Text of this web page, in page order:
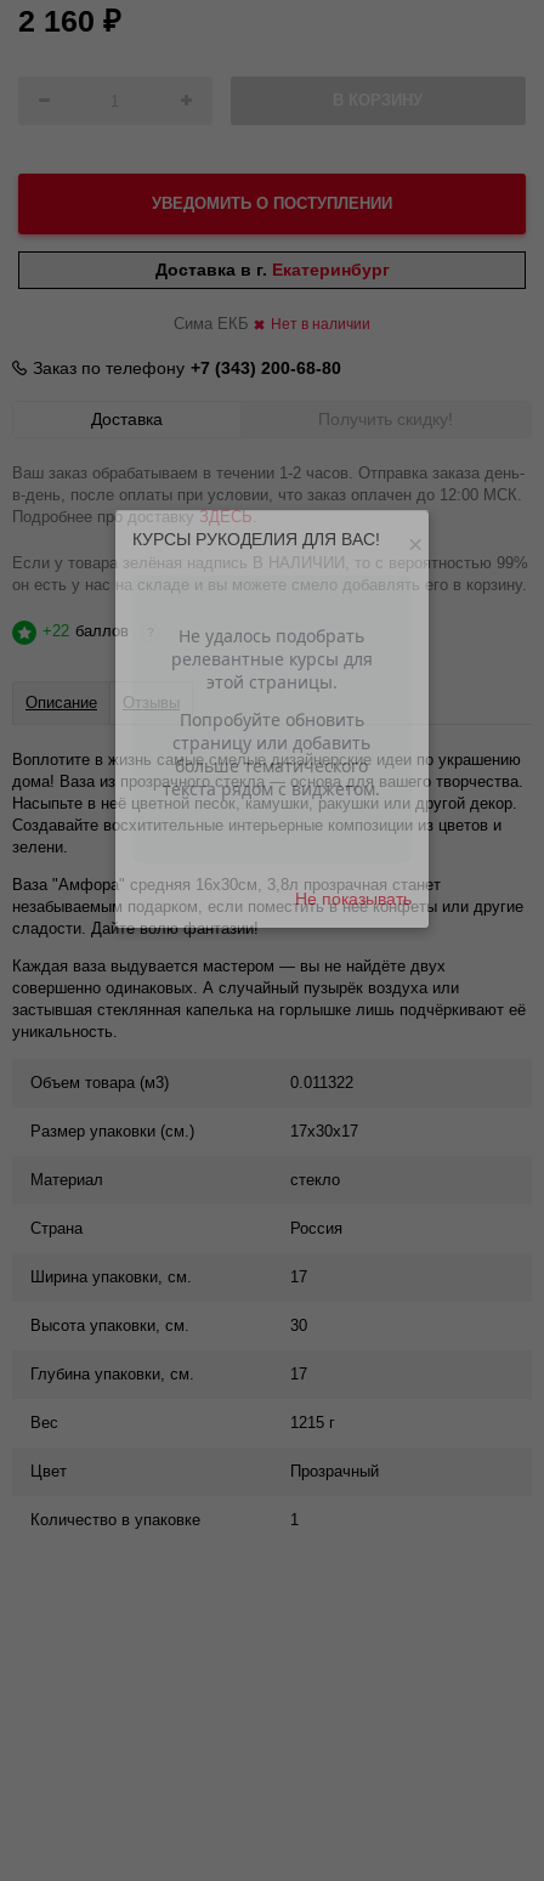
2 160 ₽
УВЕДОМИТЬ О ПОСТУПЛЕНИИ
Доставка в г. Екатеринбург
Сима ЕКБ Нет в наличии
Заказ по телефону +7 (343) 200-68-80
Доставка Получить скидку!
Ваш заказ обрабатываем в течении 1-2 часов. Отправка заказа день-
в-день, после оплаты при условии, что заказ оплачен до 12:00 МСК.
Подробнее про доставку ЗДЕСЬ.
Если у товара зелёная надпись В НАЛИЧИИ, то с вероятностью 99%
он есть у нас на складе и вы можете смело добавлять его в корзину.
+22 баллов
Описание Отзывы
Воплотите в жизнь самые смелые дизайнерские идеи по украшению
дома! Ваза из прозрачного стекла — основа для вашего творчества.
Насыпьте в неё цветной песок, камушки, ракушки или другой декор.
Создавайте восхитительные интерьерные композиции из цветов и
зелени.
Ваза "Амфора" средняя 16х30см, 3,8л прозрачная станет
незабываемым подарком, если поместить в неё конфеты или другие
сладости. Дайте волю фантазии!
Каждая ваза выдувается мастером — вы не найдёте двух
совершенно одинаковых. А случайный пузырёк воздуха или
застывшая стеклянная капелька на горлышке лишь подчёркивают её
уникальность.
Объем товара (м3) 0.011322
Размер упаковки (см.) 17x30x17
Материал стекло
Страна Россия
Ширина упаковки, см. 17
Высота упаковки, см. 30
Глубина упаковки, см. 17
Вес 1215 г
Цвет Прозрачный
Количество в упаковке 1
×
КУРСЫ РУКОДЕЛИЯ ДЛЯ ВАС!
Не показывать